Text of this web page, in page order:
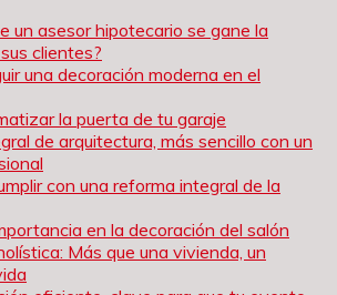
un asesor hipotecario se gane la
clientes?
una decoración moderna en el
la puerta de tu garaje
de arquitectura, más sencillo con un
con una reforma integral de la
en la decoración del salón
Más que una vivienda, un